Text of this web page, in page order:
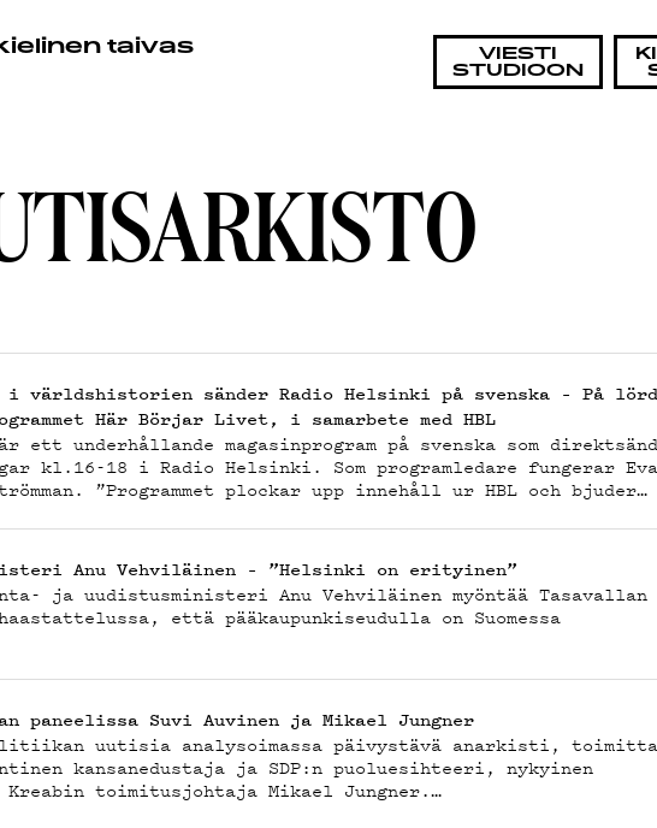
VIESTI
STUDIOON
taivas
i världshistorien sänder Radio Helsinki på svenska – På
Här Börjar Livet, i samarbete med HBL
underhållande magasinprogram på svenska som
kl.16-18 i Radio Helsinki. Som programledare fungerar Eva
”Programmet plockar upp innehåll ur HBL och bjuder…
Anu Vehviläinen – ”Helsinki on erityinen”
ja uudistusministeri Anu Vehviläinen myöntää Tasavallan
että pääkaupunkiseudulla on Suomessa
paneelissa Suvi Auvinen ja Mikael Jungner
uutisia analysoimassa päivystävä anarkisti,
kansanedustaja ja SDP:n puoluesihteeri, nykyinen
toimitusjohtaja Mikael Jungner.…